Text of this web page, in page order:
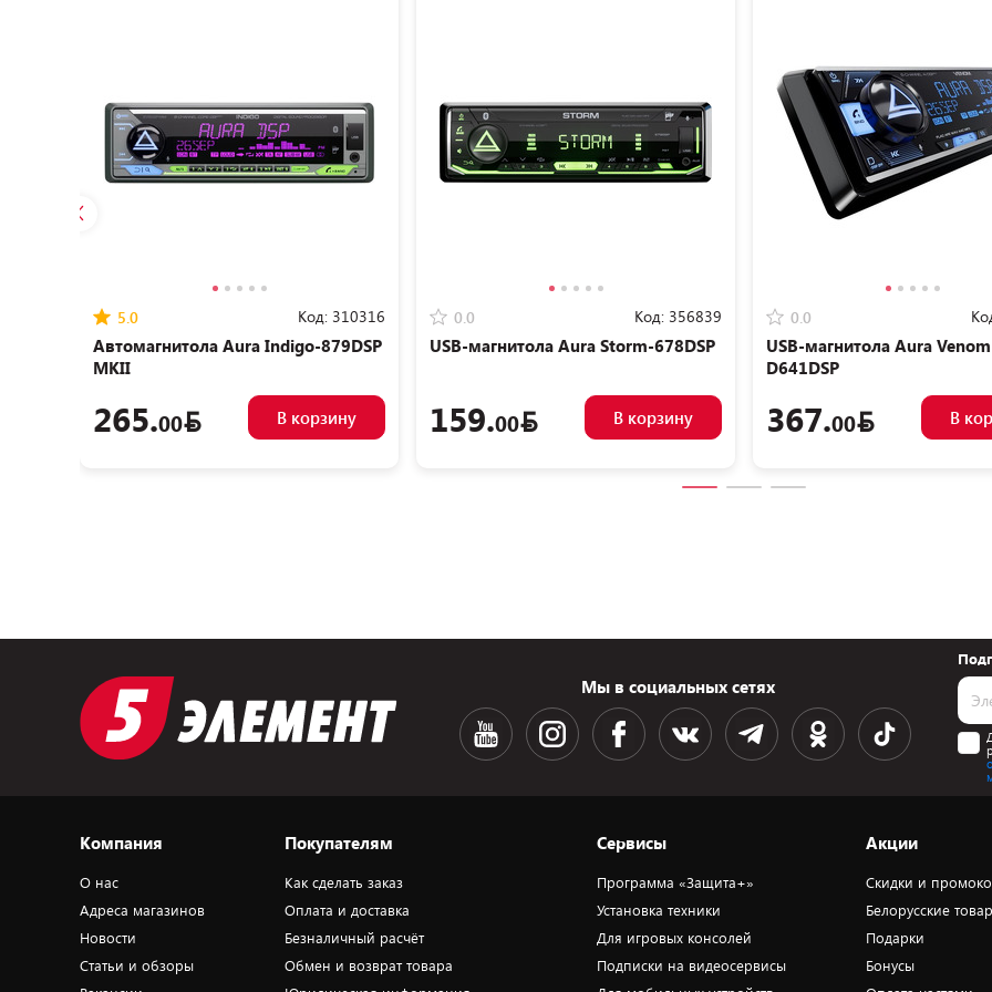
5.0 Код: 310316
Автомагнитола Aura Indigo-879DSP
MKII
265.00 В корзину
0.0 Код: 356839
USB-магнитола Aura Storm-678DSP
159.00 В корзину
0.0
USB-магнитола Aura
D641DSP
367.00 В
Мы в социальных сетях
Компания
О нас
Адреса магазинов
Новости
Статьи и обзоры
Покупателям
Как сделать заказ
Оплата и доставка
Безналичный расчёт
Обмен и возврат товара
Сервисы
Программа «Защита+»
Установка техники
Для игровых консолей
Подписки на видеосервисы
Акции
Скидки и
Белорусские
Подарки
Бонусы